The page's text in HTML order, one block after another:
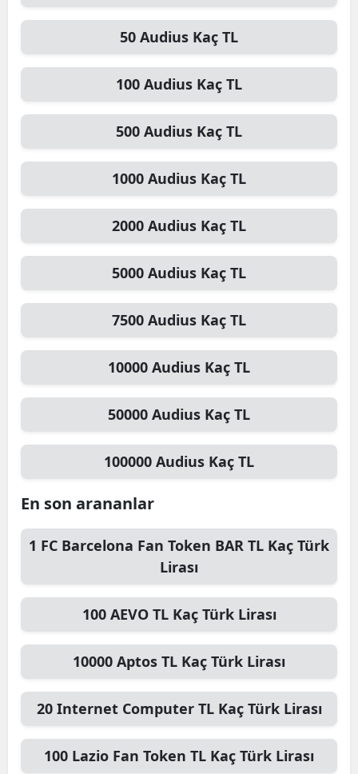
50 Audius Kaç TL
100 Audius Kaç TL
500 Audius Kaç TL
1000 Audius Kaç TL
2000 Audius Kaç TL
5000 Audius Kaç TL
7500 Audius Kaç TL
10000 Audius Kaç TL
50000 Audius Kaç TL
100000 Audius Kaç TL
En son arananlar
1 FC Barcelona Fan Token BAR TL Kaç Türk
Lirası
100 AEVO TLKaç Türk Lirası
10000 Aptos TL Kaç Türk Lirası
20 Internet Computer TLKaç Türk Lirası
100 Lazio Fan Token TL Kaç Türk Lirası